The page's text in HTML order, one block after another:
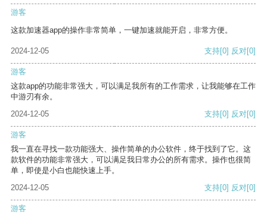
游客
这款加速器app的操作非常简单，一键加速就能开启，非常方便。
2024-12-05 支持[0] 反对[0]
游客
这款app的功能非常强大，可以满足我所有的工作需求，让我能够在工作
中游刃有余。
2024-12-05
支持[0] 反对[0]
游客
我一直在寻找一款功能强大、操作简单的办公软件，终于找到了它。这
款软件的功能非常强大，可以满足我日常办公的所有需求。操作也很简
单，即使是小白也能快速上手。
2024-12-05
支持[0] 反对[0]
游客